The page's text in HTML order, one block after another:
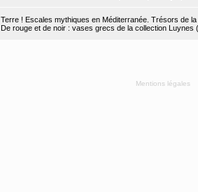
Terre ! Escales mythiques en Méditerranée. Trésors de
De rouge et de noir : vases grecs de la collection Luynes
Mentions légales